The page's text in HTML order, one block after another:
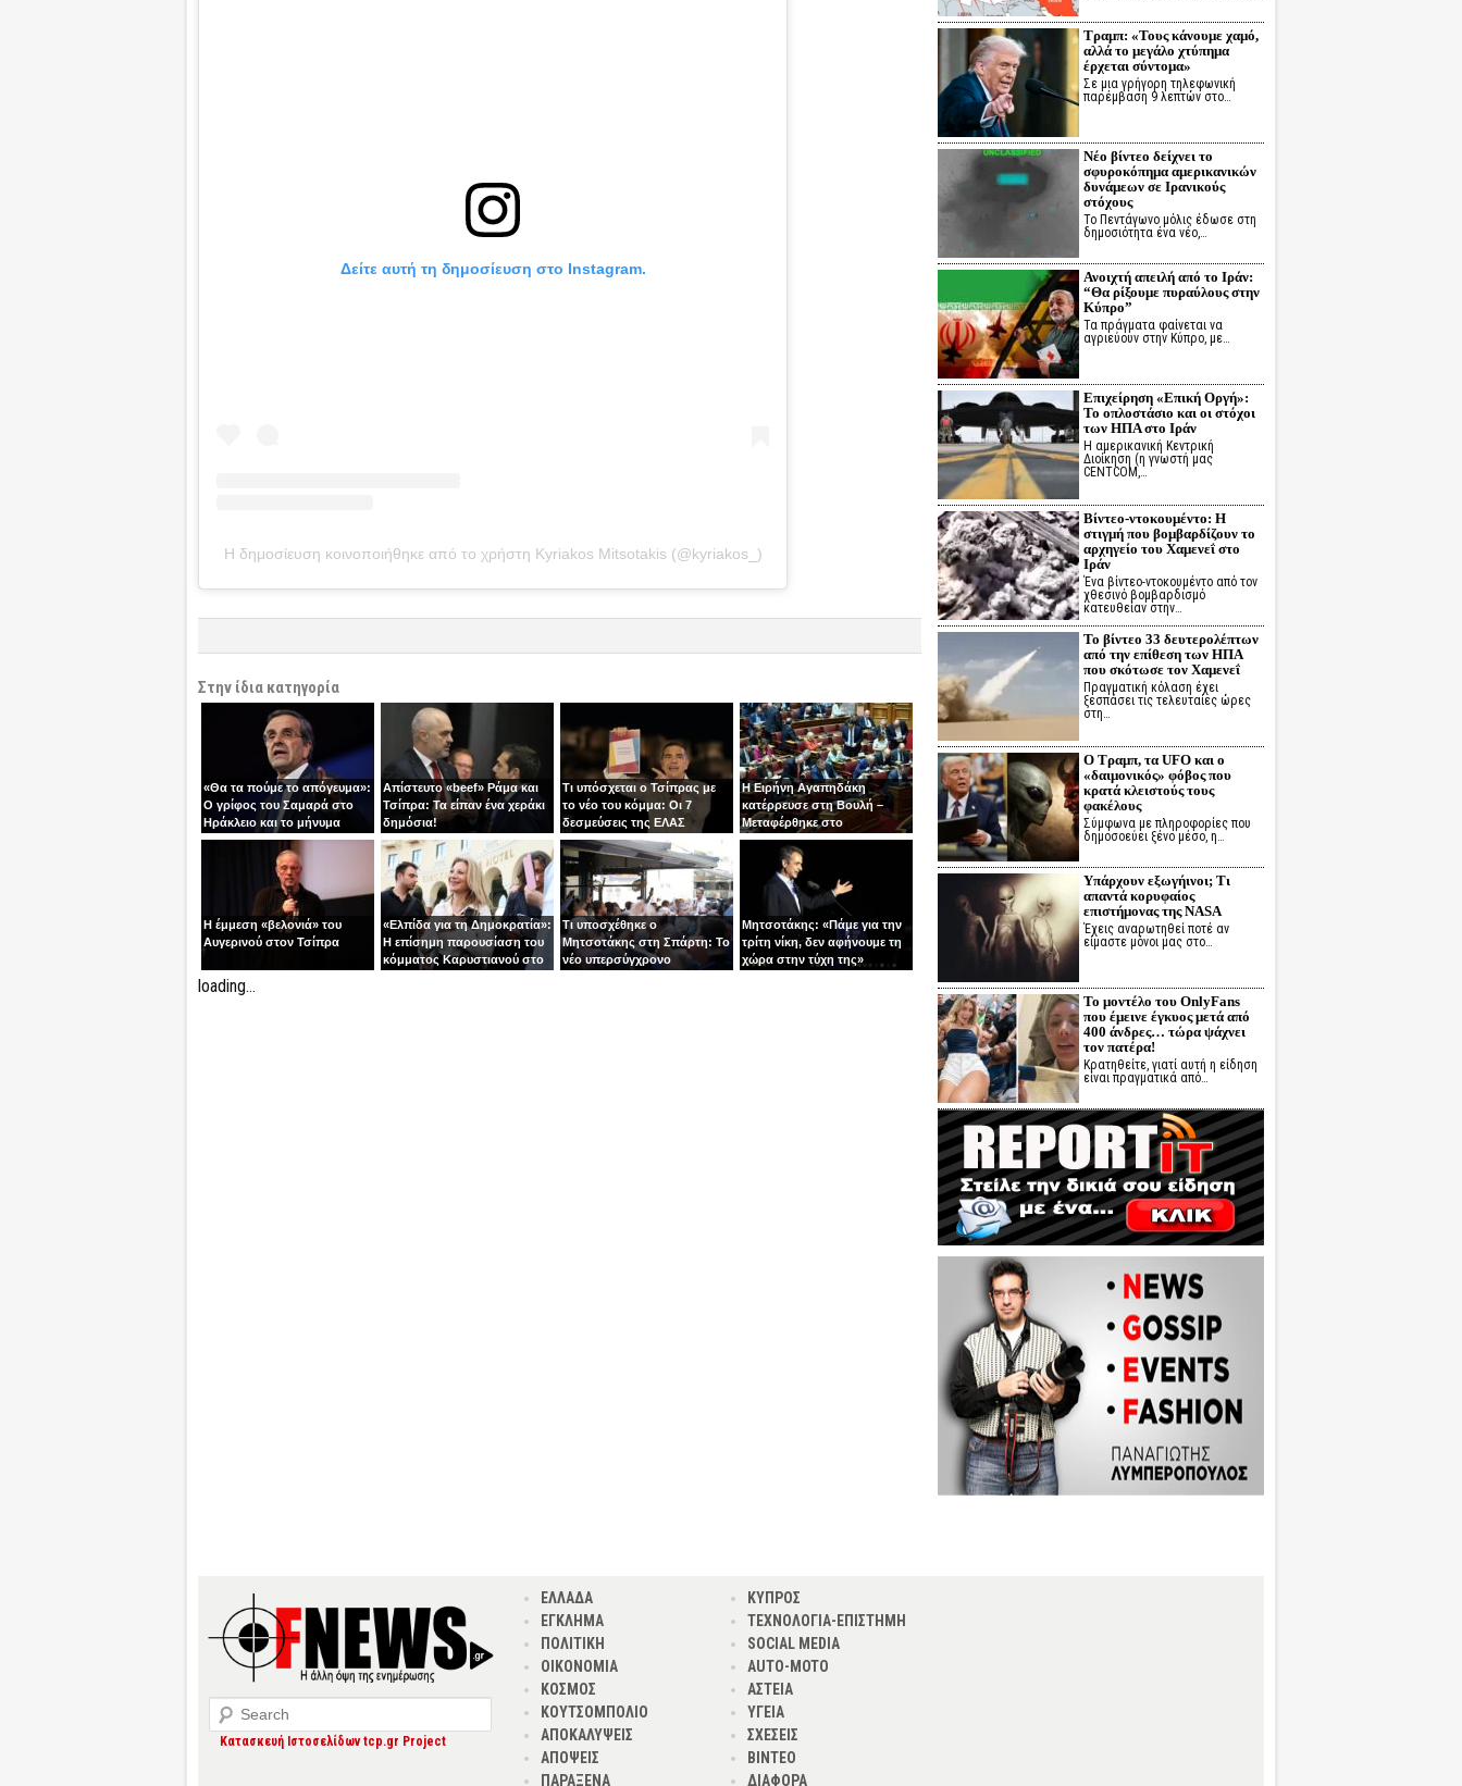
Δείτε αυτή τη δημοσίευση στο Instagram.
Η δημοσίευση κοινοποιήθηκε από το χρήστη Kyriakos Mitsotakis (@kyriakos_)
Στην ίδια κατηγορία
«Θα τα πούμε το απόγευμα»:
Ο γρίφος του Σαμαρά στο
Ηράκλειο και το μήνυμα
ανατροπής
Απίστευτο «beef» Ράμα και
Τσίπρα: Τα είπαν ένα χεράκι
δημόσια!
Τι υπόσχεται ο Τσίπρας με
το νέο του κόμμα: Οι 7
δεσμεύσεις της ΕΛΑΣ
Η Ειρήνη Αγαπηδάκη
κατέρρευσε στη Βουλή –
Μεταφέρθηκε στο
νοσοκομείο με ασθενοφόρο
Η έμμεση «βελονιά» του
Αυγερινού στον Τσίπρα
«Ελπίδα για τη Δημοκρατία»:
Η επίσημη παρουσίαση του
κόμματος Καρυστιανού στο
Τι υποσχέθηκε ο
Μητσοτάκης στη Σπάρτη: Το
νέο υπερσύγχρονο
Μητσοτάκης: «Πάμε για την
τρίτη νίκη, δεν αφήνουμε τη
χώρα στην τύχη της»
loading...
Τραμπ: «Τους κάνουμε χαμό,
αλλά το μεγάλο χτύπημα
έρχεται σύντομα»
Σε μια γρήγορη τηλεφωνική
παρέμβαση 9 λεπτών στο…
Νέο βίντεο δείχνει το
σφυροκόπημα αμερικανικών
δυνάμεων σε Ιρανικούς
στόχους
Το Πεντάγωνο μόλις έδωσε στη
δημοσιότητα ένα νέο,…
Ανοιχτή απειλή από το Ιράν:
“Θα ρίξουμε πυραύλους στην
Κύπρο”
Τα πράγματα φαίνεται να
αγριεύουν στην Κύπρο, με…
Επιχείρηση «Επική Οργή»:
Το οπλοστάσιο και οι στόχοι
των ΗΠΑ στο Ιράν
Η αμερικανική Κεντρική
Διοίκηση (η γνωστή μας
CENTCOM,…
Βίντεο-ντοκουμέντο: Η
στιγμή που βομβαρδίζουν το
αρχηγείο του Χαμενεΐ στο
Ιράν
Ένα βίντεο-ντοκουμέντο από τον
χθεσινό βομβαρδισμό
κατευθείαν στην…
Το βίντεο 33 δευτερολέπτων
από την επίθεση των ΗΠΑ
που σκότωσε τον Χαμενεΐ
Πραγματική κόλαση έχει
ξεσπάσει τις τελευταίες ώρες
στη…
Ο Τραμπ, τα UFO και ο
«δαιμονικός» φόβος που
κρατά κλειστούς τους
φακέλους
Σύμφωνα με πληροφορίες που
δημοσοεύει ξένο μέσο, η…
Υπάρχουν εξωγήινοι; Τι
απαντά κορυφαίος
επιστήμονας της NASA
Έχεις αναρωτηθεί ποτέ αν
είμαστε μόνοι μας στο…
Το μοντέλο του OnlyFans
που έμεινε έγκυος μετά από
400 άνδρες… τώρα ψάχνει
τον πατέρα!
Κρατηθείτε, γιατί αυτή η είδηση
είναι πραγματικά από…
Search
Κατασκευή Ιστοσελίδων tcp.gr Project
ΕΛΛΑΔΑ
ΕΓΚΛΗΜΑ
ΠΟΛΙΤΙΚΗ
ΟΙΚΟΝΟΜΙΑ
ΚΟΣΜΟΣ
ΚΟΥΤΣΟΜΠΟΛΙΟ
ΑΠΟΚΑΛΥΨΕΙΣ
ΑΠΟΨΕΙΣ
ΠΑΡΑΞΕΝΑ
ΚΥΠΡΟΣ
ΤΕΧΝΟΛΟΓΙΑ-ΕΠΙΣΤΗΜΗ
SOCIAL MEDIA
AUTO-MOTO
ΑΣΤΕΙΑ
ΥΓΕΙΑ
ΣΧΕΣΕΙΣ
ΒΙΝΤΕΟ
ΔΙΑΦΟΡΑ